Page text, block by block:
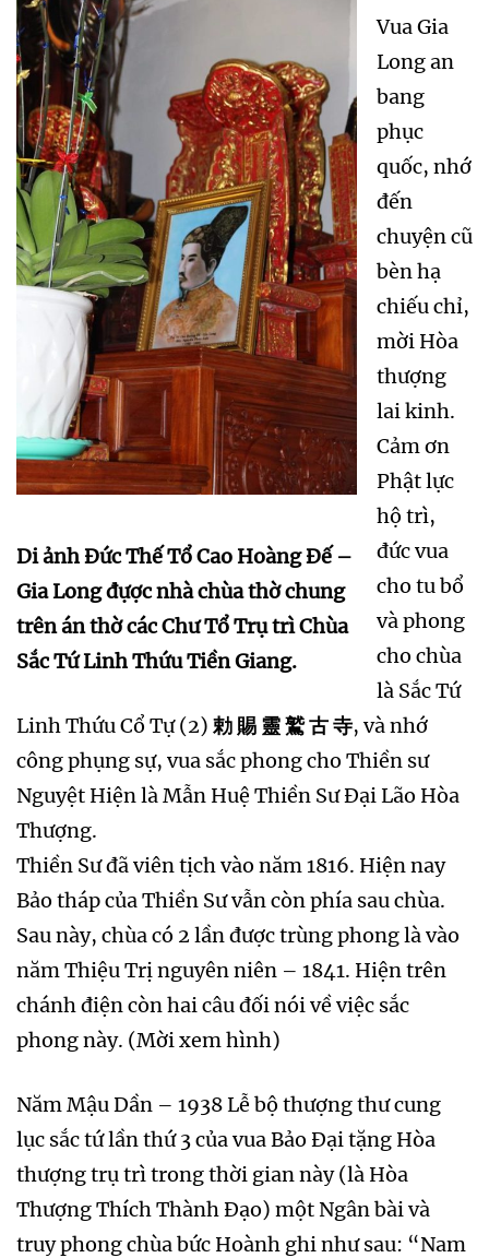
Di ảnh Đức Thế Tổ Cao Hoàng Đế –
Gia Long đựợc nhà chùa thờ chung
trên án thờ các Chư Tổ Trụ trì Chùa
Sắc Tứ Linh Thứu Tiền Giang.
Vua Gia
Long an
bang
phục
quốc, nhớ
đến
chuyện cũ
bèn hạ
chiếu chỉ,
mời Hòa
thượng
lai kinh.
Cảm ơn
Phật lực
hộ trì,
đức vua
cho tu bổ
và phong
cho chùa
là Sắc Tứ
Linh Thứu Cổ Tự (2) 勅 賜 靈 鷲 古 寺, và nhớ
công phụng sự, vua sắc phong cho Thiền sư
Nguyệt Hiện là Mẫn Huệ Thiền Sư Đại Lão Hòa
Thượng.
Thiền Sư đã viên tịch vào năm 1816. Hiện nay
Bảo tháp của Thiền Sư vẫn còn phía sau chùa.
Sau này, chùa có 2 lần được trùng phong là vào
năm Thiệu Trị nguyên niên – 1841. Hiện trên
chánh điện còn hai câu đối nói về việc sắc
phong này. (Mời xem hình)
Năm Mậu Dần – 1938 Lễ bộ thượng thư cung
lục sắc tứ lần thứ 3 của vua Bảo Đại tặng Hòa
thượng trụ trì trong thời gian này (là Hòa
Thượng Thích Thành Đạo) một Ngân bài và
truy phong chùa bức Hoành ghi như sau: “Nam